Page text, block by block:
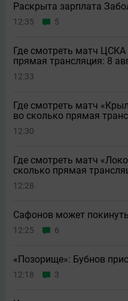
Раскрыта зарплата
12:35 5
Где смотреть матч
прямая трансляция: 8
12:33
Где смотреть матч
во сколько прямая
12:30
Где смотреть матч
сколько прямая
12:28
Сафонов может
12:25 6
«Позорище»: Бубнов
12:18 3